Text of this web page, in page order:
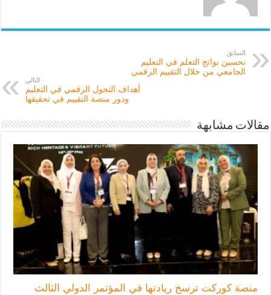
السابق
تحسين نواتج التعلم في التعليم
الجامعي من خلال التقييم الرقمي
التالي
أهداف التحول الرقمي في التعليم
ودور منصة التقييم في تحقيقها
مقالات مشابهة
منصة كوركت ترسخ ريادتها في المؤتمر الدولي الثالث